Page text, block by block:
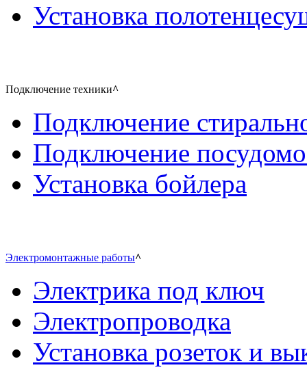
Установка
Подключение техники^
Подключение
Подключение
Установка бойлера
Электромонтажные работы^
Электрика под ключ
Электропроводка
Установка розеток и